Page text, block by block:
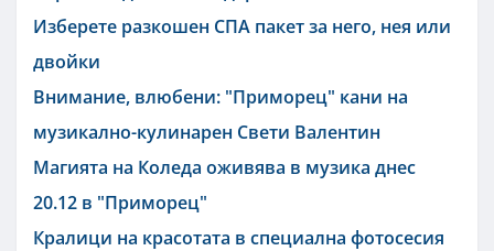
Изберете разкошен СПА пакет за него, нея или
двойки
Внимание, влюбени: "Приморец" кани на
музикално-кулинарен Свети Валентин
Магията на Коледа оживява в музика днес
20.12 в "Приморец"
Кралици на красотата в специална фотосесия